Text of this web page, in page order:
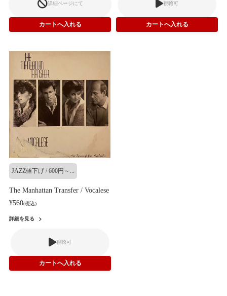
詳細ページにて 視聴可
JAZZ値下げ / 600円～...
The Manhattan Transfer / Vocalese
¥560(税込)
詳細を見る
視聴可